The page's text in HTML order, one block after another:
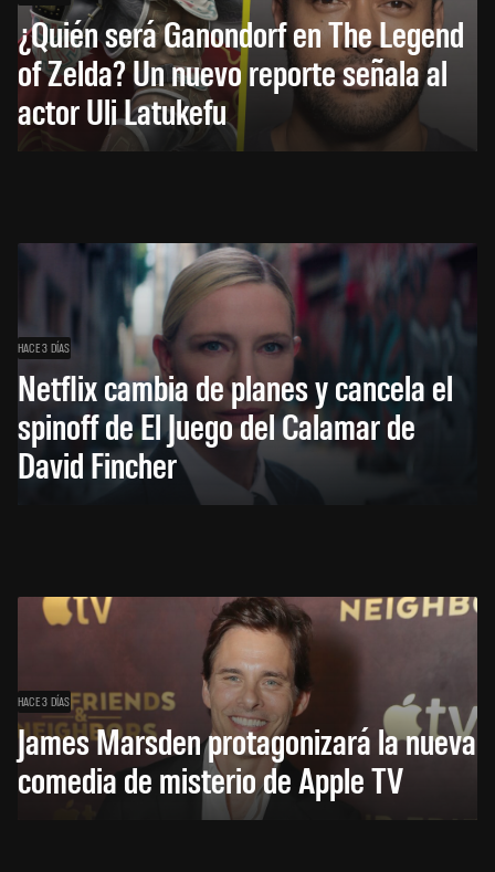
¿Quién será Ganondorf en The Legend
of Zelda? Un nuevo reporte señala al
actor Uli Latukefu
HACE 3 DÍAS
Netflix cambia de planes y cancela el
spinoff de El Juego del Calamar de
David Fincher
HACE 3 DÍAS
James Marsden protagonizará la nueva
comedia de misterio de Apple TV